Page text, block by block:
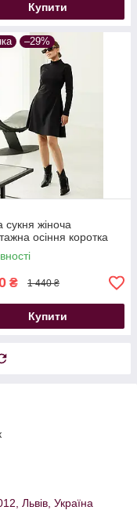
Купити
–29%
сукня жіноча
осіння коротка
₴ 1 440 ₴
Купити
Львів, Україна